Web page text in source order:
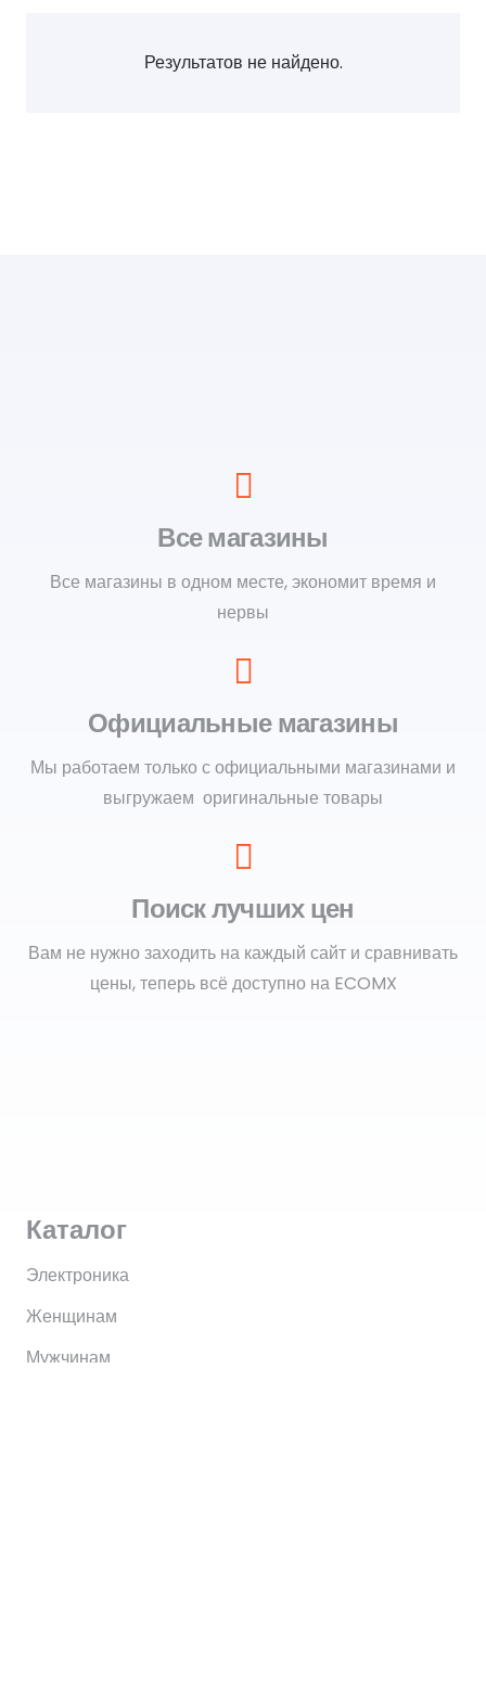
Результатов не найдено.
Все магазины
Все магазины в одном месте, экономит время и
нервы
Официальные магазины
Мы работаем только с официальными магазинами и
выгружаем оригинальные товары
Поиск лучших цен
Вам не нужно заходить на каждый сайт и сравнивать
цены, теперь всё доступно на ECOMX
Каталог
Электроника
Женщинам
Мужчинам